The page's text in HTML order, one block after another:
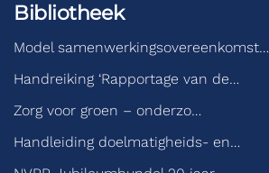
Bibliotheek
Model samenwerkingsovereenkomst…
Handreiking ‘Rapportage van de…
Zorg voor groen – onderzo…
Handleiding doelmatigheids- en…